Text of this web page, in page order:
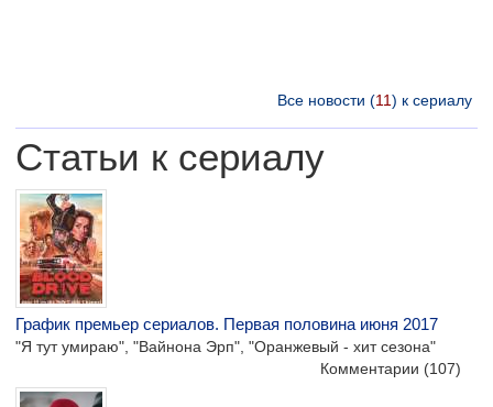
Все новости (11) к сериалу
Статьи к сериалу
График премьер сериалов. Первая половина июня 2017
"Я тут умираю", "Вайнона Эрп", "Оранжевый - хит сезона"
Комментарии (107)